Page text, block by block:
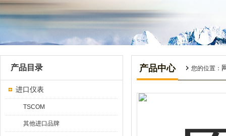
产品目录
进口仪表
TSCOM
其他进口品牌
产品中心 您的位置：